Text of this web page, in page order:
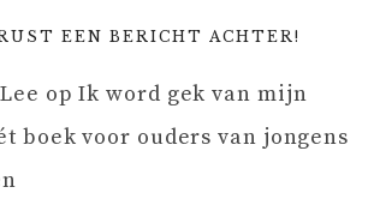
EEN BERICHT ACHTER!
opIk word gek van mijn
boek voor ouders van jongens